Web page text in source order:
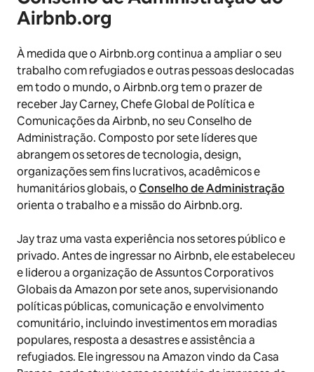
Airbnb.org
À medida que o Airbnb.org continua a ampliar o seu
trabalho com refugiados e outras pessoas deslocadas
em todo o mundo, o Airbnb.org tem o prazer de
receber Jay Carney, Chefe Global de Política e
Comunicações da Airbnb, no seu Conselho de
Administração. Composto por sete líderes que
abrangem os setores de tecnologia, design,
organizações sem fins lucrativos, acadêmicos e
humanitários globais, oConselho de Administração
orienta o trabalho e a missão do Airbnb.org.
Jay traz uma vasta experiência nos setores público e
privado. Antes de ingressar no Airbnb, ele estabeleceu
e liderou a organização de Assuntos Corporativos
Globais da Amazon por sete anos, supervisionando
políticas públicas, comunicação e envolvimento
comunitário, incluindo investimentos em moradias
populares, resposta a desastres e assistência a
refugiados. Ele ingressou na Amazon vindo da Casa